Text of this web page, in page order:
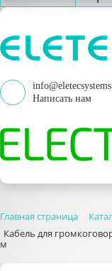
Написать нам
Главная страница
Кабель для
м